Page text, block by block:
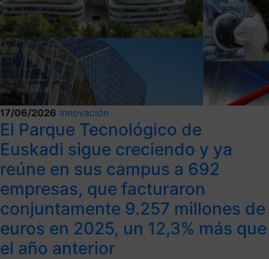
17/06/2026 Innovación
El Parque Tecnológico de
Euskadi sigue creciendo y ya
reúne en sus campus a 692
empresas, que facturaron
conjuntamente 9.257 millones de
euros en 2025, un 12,3% más que
el año anterior